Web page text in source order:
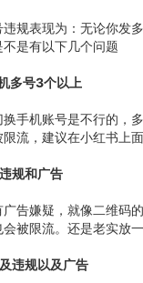
规表现为：无论你发
是有以下几个问题
多号3个以上
手机账号是不行的，
流，建议在小红书上
规和广告
告嫌疑，就像二维码
会被限流。还是老实放
违规以及广告